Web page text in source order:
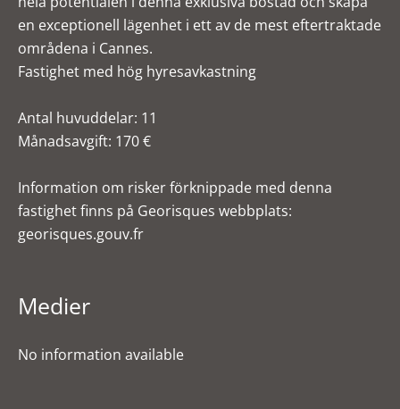
en exceptionell lägenhet i ett av de mest eftertraktade
områdena i Cannes.
Fastighet med hög hyresavkastning
Antal huvuddelar: 11
Månadsavgift: 170 €
Information om risker förknippade med denna
fastighet finns på Georisques webbplats:
georisques.gouv.fr
Medier
No information available